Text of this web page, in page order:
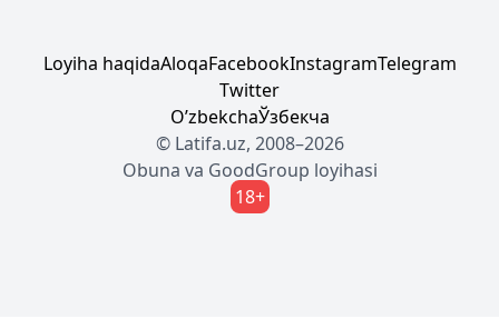
Loyiha haqidaAloqaFacebookInstagramTelegram
Twitter
OʼzbekchaЎзбекча
© Latifa.uz, 2008–2026
Obuna va GoodGroup loyihasi
18+